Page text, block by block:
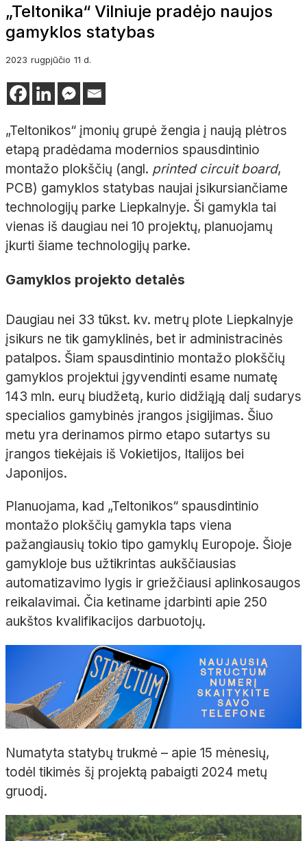
„Teltonika“ Vilniuje pradėjo naujos
gamyklos statybas
2023 rugpjūčio 11 d.
„Teltonikos“ įmonių grupė žengia į naują plėtros
etapą pradėdama modernios spausdintinio
montažo plokščių (angl. printed circuit board,
PCB) gamyklos statybas naujai įsikursiančiame
technologijų parke Liepkalnyje. Ši gamykla tai
vienas iš daugiau nei 10 projektų, planuojamų
įkurti šiame technologijų parke.
Gamyklos projekto detalės
Daugiau nei 33 tūkst. kv. metrų plote Liepkalnyje
įsikurs ne tik gamyklinės, bet ir administracinės
patalpos. Šiam spausdintinio montažo plokščių
gamyklos projektui įgyvendinti esame numatę
143 mln. eurų biudžetą, kurio didžiąją dalį sudarys
specialios gamybinės įrangos įsigijimas. Šiuo
metu yra derinamos pirmo etapo sutartys su
įrangos tiekėjais iš Vokietijos, Italijos bei
Japonijos.
Planuojama, kad „Teltonikos“ spausdintinio
montažo plokščių gamykla taps viena
pažangiausių tokio tipo gamyklų Europoje. Šioje
gamykloje bus užtikrintas aukščiausias
automatizavimo lygis ir griežčiausi aplinkosaugos
reikalavimai. Čia ketiname įdarbinti apie 250
aukštos kvalifikacijos darbuotojų.
Numatyta statybų trukmė – apie 15 mėnesių,
todėl tikimės šį projektą pabaigti 2024 metų
gruodį.